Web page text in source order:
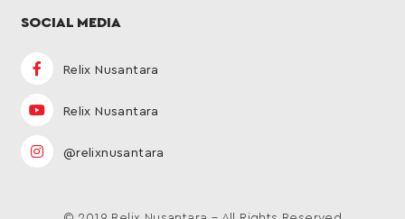
SOCIAL MEDIA
Relix Nusantara
Relix Nusantara
@relixnusantara